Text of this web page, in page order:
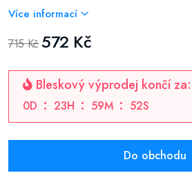
Více informací
715 Kč572 Kč
Bleskový výprodej končí za:
0D 23H 59M 51S
Do obchodu